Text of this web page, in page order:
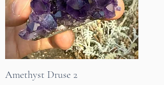
Amethyst Druse 2